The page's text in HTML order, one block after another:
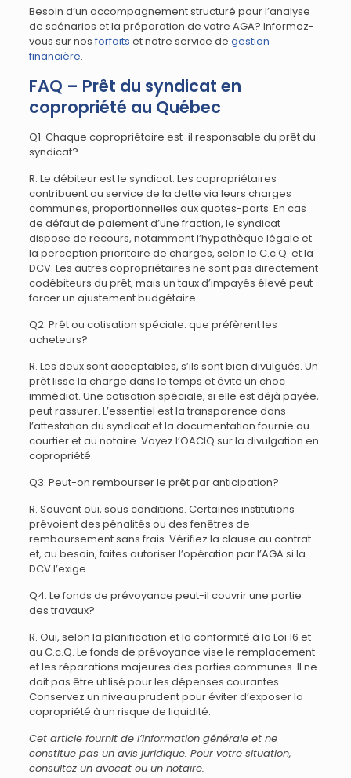
Besoin d’un accompagnement structuré pour l’analyse
de scénarios et la préparation de votre AGA? Informez-
vous sur nos forfaits et notre service de gestion
financière.
FAQ – Prêt du syndicat en
copropriété au Québec
Q1. Chaque copropriétaire est-il responsable du prêt du
syndicat?
R. Le débiteur est le syndicat. Les copropriétaires
contribuent au service de la dette via leurs charges
communes, proportionnelles aux quotes-parts. En cas
de défaut de paiement d’une fraction, le syndicat
dispose de recours, notamment l’hypothèque légale et
la perception prioritaire de charges, selon le C.c.Q. et la
DCV. Les autres copropriétaires ne sont pas directement
codébiteurs du prêt, mais un taux d’impayés élevé peut
forcer un ajustement budgétaire.
Q2. Prêt ou cotisation spéciale: que préfèrent les
acheteurs?
R. Les deux sont acceptables, s’ils sont bien divulgués. Un
prêt lisse la charge dans le temps et évite un choc
immédiat. Une cotisation spéciale, si elle est déjà payée,
peut rassurer. L’essentiel est la transparence dans
l’attestation du syndicat et la documentation fournie au
courtier et au notaire. Voyez l’OACIQ sur la divulgation en
copropriété.
Q3. Peut-on rembourser le prêt par anticipation?
R. Souvent oui, sous conditions. Certaines institutions
prévoient des pénalités ou des fenêtres de
remboursement sans frais. Vérifiez la clause au contrat
et, au besoin, faites autoriser l’opération par l’AGA si la
DCV l’exige.
Q4. Le fonds de prévoyance peut-il couvrir une partie
des travaux?
R. Oui, selon la planification et la conformité à la Loi 16 et
au C.c.Q. Le fonds de prévoyance vise le remplacement
et les réparations majeures des parties communes. Il ne
doit pas être utilisé pour les dépenses courantes.
Conservez un niveau prudent pour éviter d’exposer la
copropriété à un risque de liquidité.
Cet article fournit de l’information générale et ne
constitue pas un avis juridique. Pour votre situation,
consultez un avocat ou un notaire.